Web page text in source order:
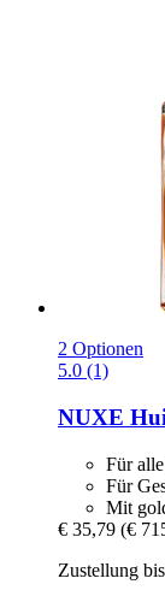
2 Optionen
5.0 (1)
NUXE
Für
Für
Mit
€ 35,79 (€
Zustellung